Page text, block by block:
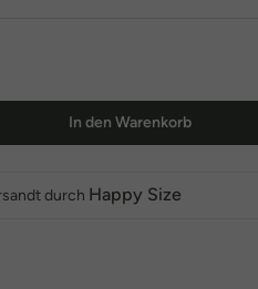
In den Warenkorb
durch Happy Size